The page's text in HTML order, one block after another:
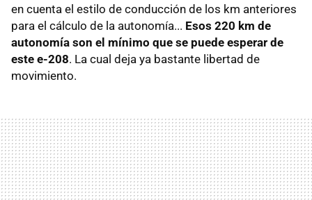
en cuenta el estilo de conducción de los km anteriores
para el cálculo de la autonomía... Esos 220 km de
autonomía son el mínimo que se puede esperar de
este e-208. La cual deja ya bastante libertad de
movimiento.